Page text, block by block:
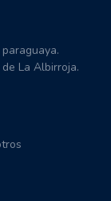
La Albirroja.